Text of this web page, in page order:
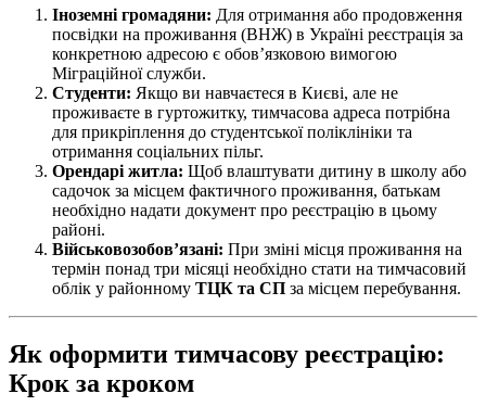
Іноземні громадяни: Для отримання або продовження
посвідки на проживання (ВНЖ) в Україні реєстрація за
конкретною адресою є обов’язковою вимогою
Міграційної служби.
Студенти: Якщо ви навчаєтеся в Києві, але не
проживаєте в гуртожитку, тимчасова адреса потрібна
для прикріплення до студентської поліклініки та
отримання соціальних пільг.
Орендарі житла: Щоб влаштувати дитину в школу або
садочок за місцем фактичного проживання, батькам
необхідно надати документ про реєстрацію в цьому
районі.
Військовозобов’язані: При зміні місця проживання на
термін понад три місяці необхідно стати на тимчасовий
облік у районному ТЦК та СП за місцем перебування.
Як оформити тимчасову реєстрацію:
Крок за кроком